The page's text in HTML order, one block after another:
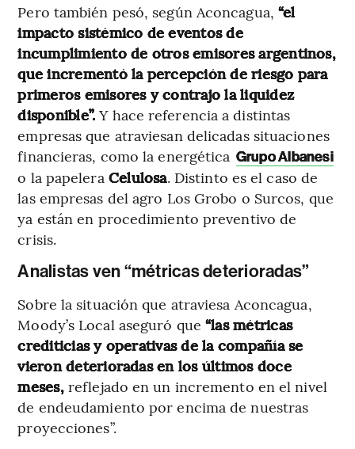
Pero también pesó, según Aconcagua, “el
impacto sistémico de eventos de
incumplimiento de otros emisores argentinos,
que incrementó la percepción de riesgo para
primeros emisores y contrajo la liquidez
disponible”. Y hace referencia a distintas
empresas que atraviesan delicadas situaciones
financieras, como la energética Grupo Albanesi
o la papelera Celulosa. Distinto es el caso de
las empresas del agro Los Grobo o Surcos, que
ya están en procedimiento preventivo de
crisis.
Analistas ven “métricas deterioradas”
Sobre la situación que atraviesa Aconcagua,
Moody’s Local aseguró que “las métricas
crediticias y operativas de la compañía se
vieron deterioradas en los últimos doce
meses,reflejado en un incremento en el nivel
de endeudamiento por encima de nuestras
proyecciones”.